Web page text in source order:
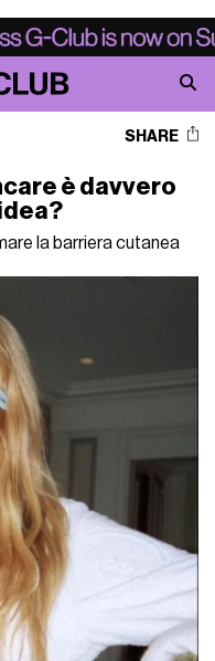
SHARE
è davvero
la barriera cutanea